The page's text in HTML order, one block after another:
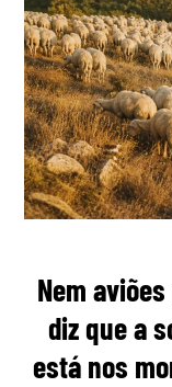
Nem
diz que a
está nos